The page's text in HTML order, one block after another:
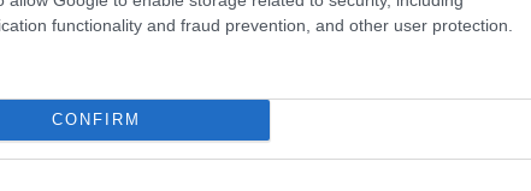
functionality and fraud prevention, and other user protection.
CONFIRM